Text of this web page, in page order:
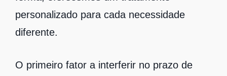
personalizado para cada necessidade
diferente.
O primeiro fator a interferir no prazo de